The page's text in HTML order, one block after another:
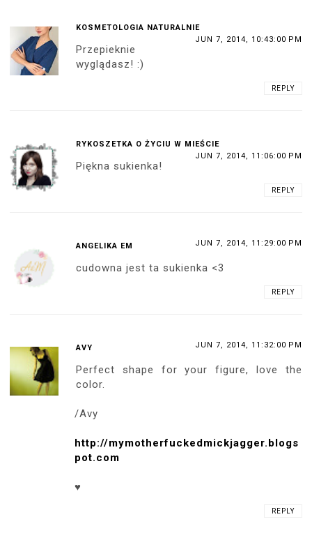
KOSMETOLOGIA NATURALNIE
JUN 7, 2014, 10:43:00 PM
Przepieknie
wyglądasz! :)
REPLY
RYKOSZETKA O ŻYCIU W MIEŚCIE
JUN 7, 2014, 11:06:00 PM
Piękna sukienka!
REPLY
ANGELIKA EM JUN 7, 2014, 11:29:00 PM
cudowna jest ta sukienka <3
REPLY
AVY JUN 7, 2014, 11:32:00 PM
Perfect shape for your figure, love the
color.
/Avy
http://mymotherfuckedmickjagger.blogs
pot.com
♥
REPLY